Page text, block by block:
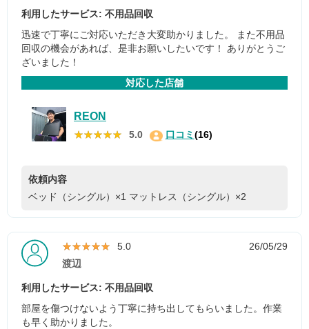
利用したサービス: 不用品回収
迅速で丁寧にご対応いただき大変助かりました。 また不用品
回収の機会があれば、是非お願いしたいです！ ありがとうご
ざいました！
対応した店舗
REON
★★★★★
★★★★★ 5.0 口コミ(16)
依頼内容
ベッド（シングル）×1 マットレス（シングル）×2
★★★★★
★★★★★ 5.0
26/05/29
渡辺
利用したサービス: 不用品回収
部屋を傷つけないよう丁寧に持ち出してもらいました。作業
も早く助かりました。